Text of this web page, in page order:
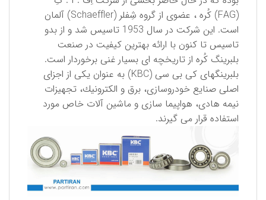
(FAG) كُره ، عضوی از گروه شِفلر (Schaeffler) آلمان
است. این شركت در سال 1953 تاسیس شد و از بدو
تاسیس تا كنون با ارائه بهترین كیفیت در صنعت
بلبرینگ كُره از تاریخچه ای بسیار غنی برخوردار است.
بلبرینگهای كی بی سی (KBC) به عنوان یكی از اجزای
اصلی صنایع خودروسازی، برق و الكترونیك، تجهیزات
نیمه هادی، هواپیما سازی و ماشین آلات خاص مورد
استفاده قرار می گیرند.